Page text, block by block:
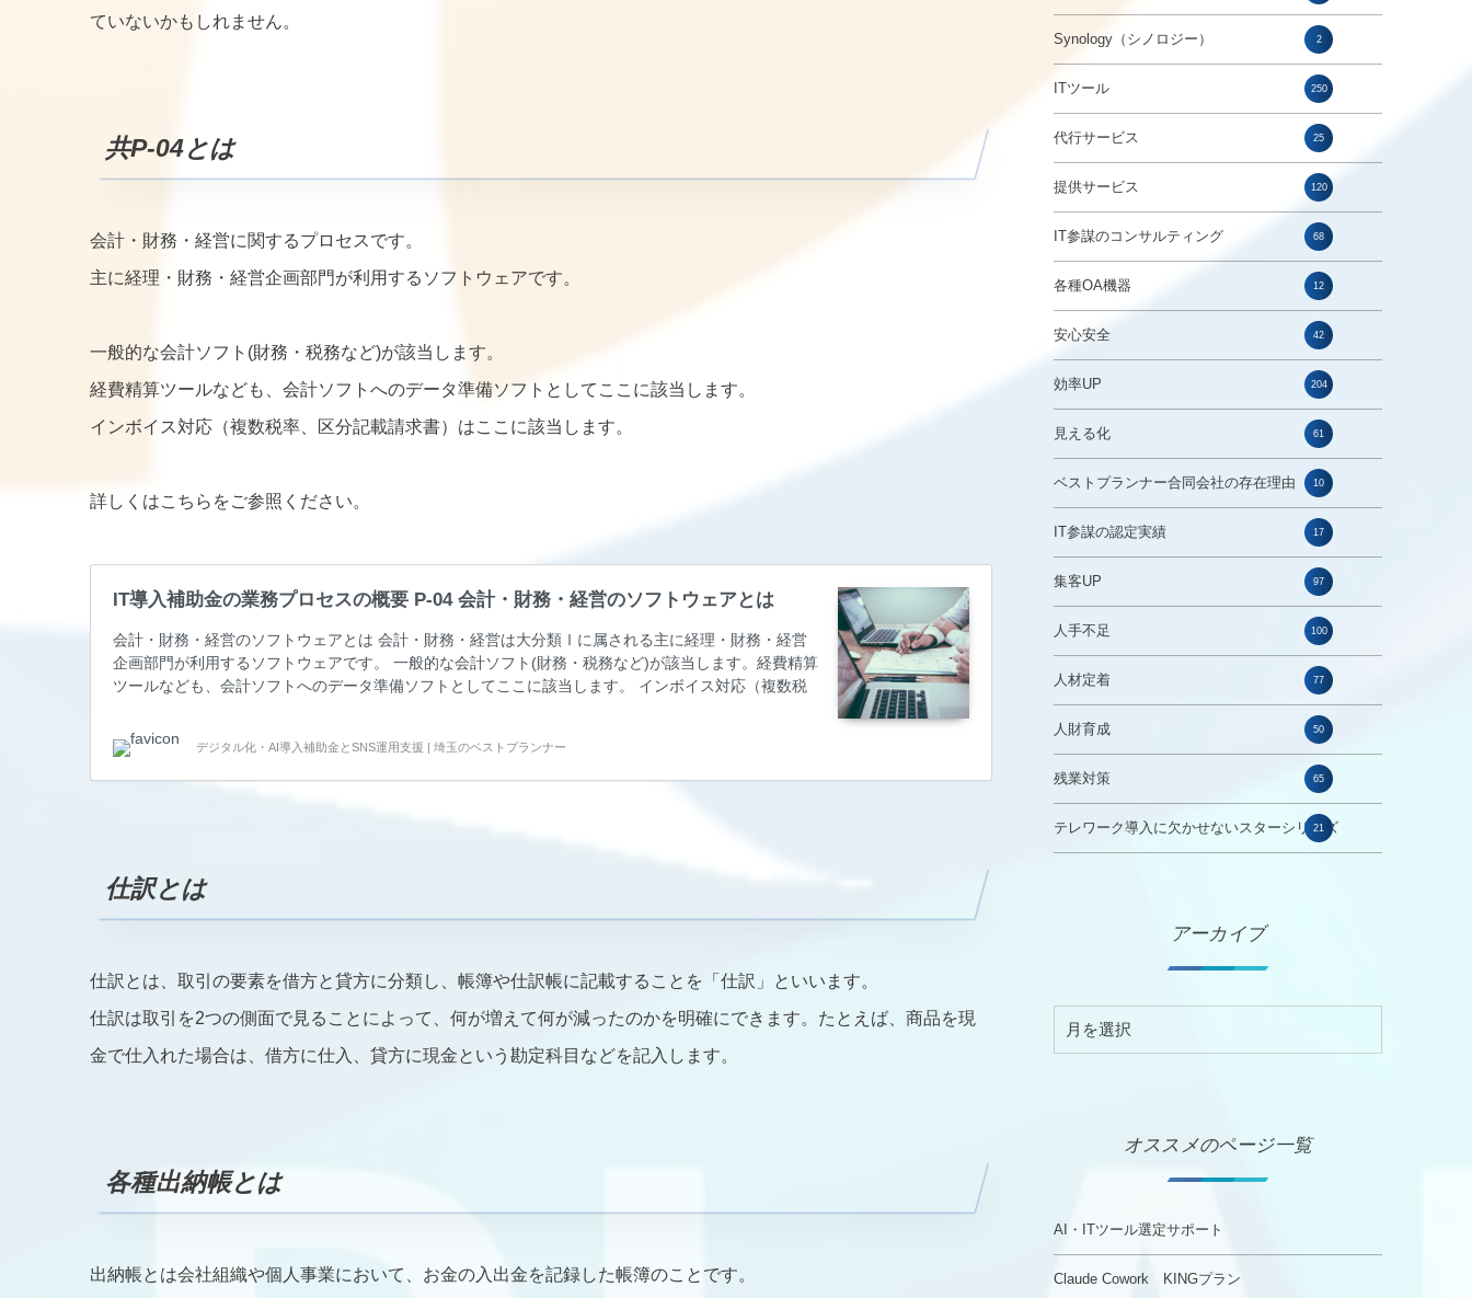
ていないかもしれません。
共P-04とは
会計・財務・経営に関するプロセスです。
主に経理・財務・経営企画部門が利用するソフトウェアです。
一般的な会計ソフト(財務・税務など)が該当します。
経費精算ツールなども、会計ソフトへのデータ準備ソフトとしてここに該当します。
インボイス対応（複数税率、区分記載請求書）はここに該当します。
詳しくはこちらをご参照ください。
IT導入補助金の業務プロセスの概要 P-04 会計・財務・経営のソフトウェアとは
会計・財務・経営のソフトウェアとは 会計・財務・経営は大分類Ⅰに属される主に経理・財務・経営
企画部門が利用するソフトウェアです。 一般的な会計ソフト(財務・税務など)が該当します。経費精算
ツールなども、会計ソフトへのデータ準備ソフトとしてここに該当します。 インボイス対応（複数税
ント） 予算統制、資金繰り計画、CMS（キャッシュ・マネジメント）で使用されるソフトウェアで
す。 仕訳、各種出納帳、総勘定元帳、残高試算表、財務三表（B/S,P/L,C/F） 仕訳、各種出納帳、総勘
定元帳、残高試算表、財務三表…
デジタル化・AI導入補助金とSNS運用支援 | 埼玉のベストプランナー
仕訳とは
仕訳とは、取引の要素を借方と貸方に分類し、帳簿や仕訳帳に記載することを「仕訳」といいます。
仕訳は取引を2つの側面で見ることによって、何が増えて何が減ったのかを明確にできます。たとえば、商品を現
金で仕入れた場合は、借方に仕入、貸方に現金という勘定科目などを記入します。
各種出納帳とは
出納帳とは会社組織や個人事業において、お金の入出金を記録した帳簿のことです。
Synology（シノロジー） 2
ITツール 250
代行サービス 25
提供サービス 120
IT参謀のコンサルティング 68
各種OA機器 12
安心安全 42
効率UP 204
見える化 61
ベストプランナー合同会社の存在理由 10
IT参謀の認定実績 17
集客UP 97
人手不足 100
人材定着 77
人財育成 50
残業対策 65
テレワーク導入に欠かせないスターシリーズ
21
アーカイブ
オススメのページ一覧
AI・ITツール選定サポート
Claude Cowork KINGプラン